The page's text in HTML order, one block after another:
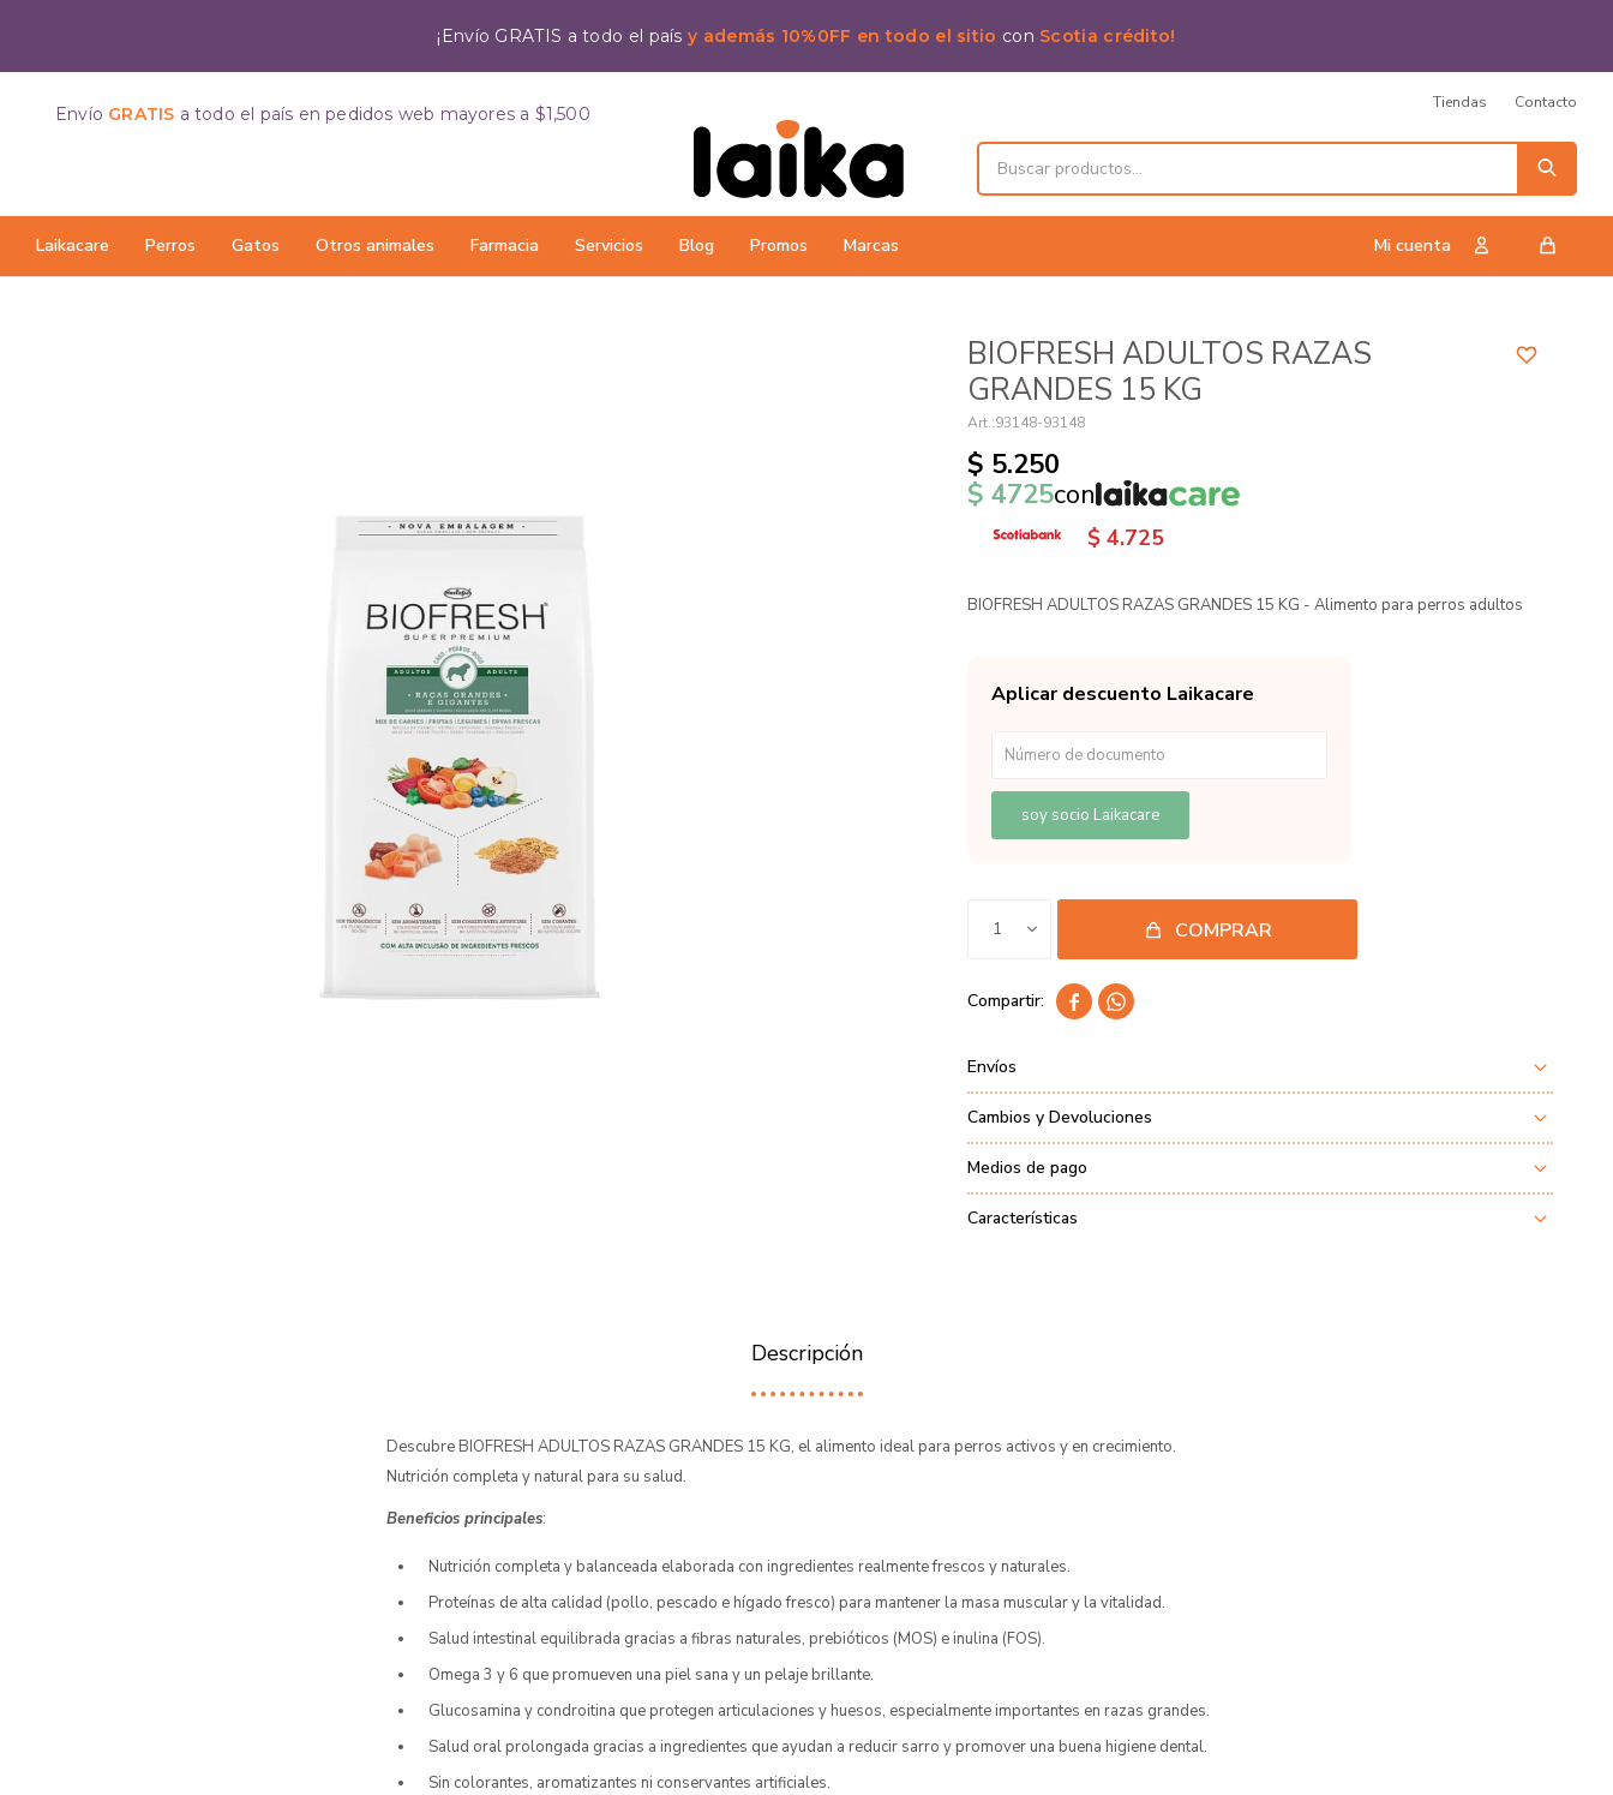
¡Envío GRATIS a todo el paísy además 10%0FF en todo el sitio con Scotia crédito!
Laikacare Perros Gatos Otros animales Farmacia Servicios Blog Promos Marcas
Envío GRATIS a todo el país en pedidos web mayores a $1,500
Tiendas Contacto
BIOFRESH ADULTOS RAZAS
GRANDES 15 KG
93148-93148
$ 5.250
$ 4725con
$ 4.725
BIOFRESH ADULTOS RAZAS GRANDES 15 KG - Alimento para perros adultos
Aplicar descuento Laikacare
soy socio Laikacare
1 COMPRAR
 
Envíos
Cambios y Devoluciones
Medios de pago
Características
Descripción
Descubre BIOFRESH ADULTOS RAZAS GRANDES 15 KG, el alimento ideal para perros activos y en crecimiento.
Nutrición completa y natural para su salud.
Beneficios principales:
Nutrición completa y balanceada elaborada con ingredientes realmente frescos y naturales.
Proteínas de alta calidad (pollo, pescado e hígado fresco) para mantener la masa muscular y la vitalidad.
Salud intestinal equilibrada gracias a fibras naturales, prebióticos (MOS) e inulina (FOS).
Omega 3 y 6 que promueven una piel sana y un pelaje brillante.
Glucosamina y condroitina que protegen articulaciones y huesos, especialmente importantes en razas grandes.
Salud oral prolongada gracias a ingredientes que ayudan a reducir sarro y promover una buena higiene dental.
Sin colorantes, aromatizantes ni conservantes artificiales.